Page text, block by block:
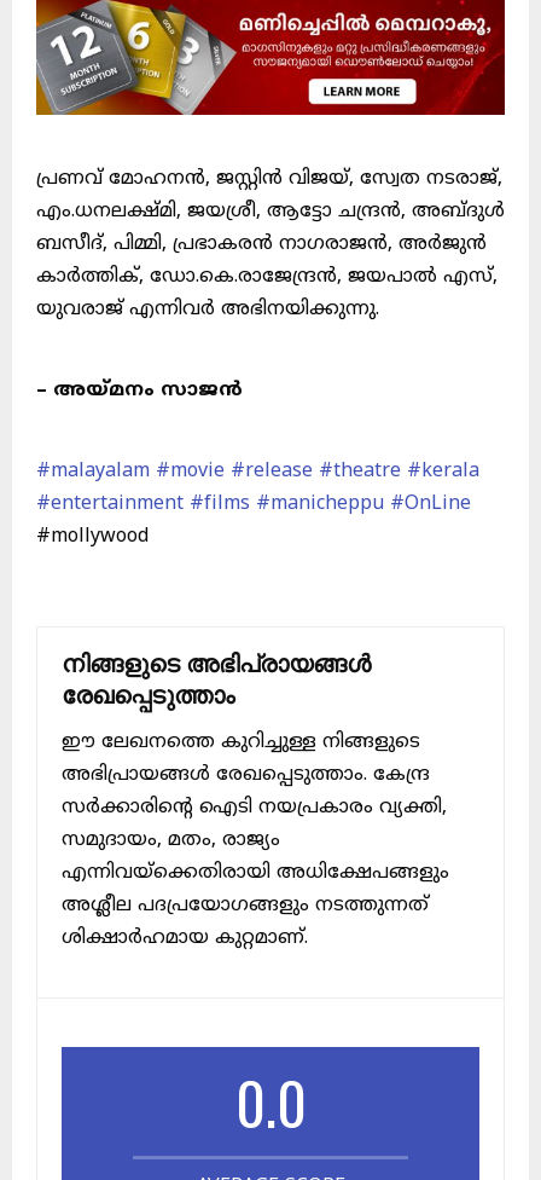
പ്രണവ് മോഹനൻ, ജസ്റ്റിൻ വിജയ്, സ്വേത നടരാജ്,
എം.ധനലക്ഷ്മി, ജയശ്രീ, ആട്ടോ ചന്ദ്രൻ, അബ്ദുൾ
ബസീദ്, പിമ്മി, പ്രഭാകരൻ നാഗരാജൻ, അർജുൻ
കാർത്തിക്, ഡോ.കെ.രാജേന്ദ്രൻ, ജയപാൽ എസ്,
യുവരാജ് എന്നിവർ അഭിനയിക്കുന്നു.
– അയ്മനം സാജൻ
#malayalam #movie #release #theatre #kerala
#entertainment #films #manicheppu #OnLine
#mollywood
നിങ്ങളുടെ അഭിപ്രായങ്ങൾ
രേഖപ്പെടുത്താം
ഈ ലേഖനത്തെ കുറിച്ചുള്ള നിങ്ങളുടെ
അഭിപ്രായങ്ങൾ രേഖപ്പെടുത്താം. കേന്ദ്ര
സർക്കാരിന്റെ ഐടി നയപ്രകാരം വ്യക്തി,
സമുദായം, മതം, രാജ്യം
എന്നിവയ്ക്കെതിരായി അധിക്ഷേപങ്ങളും
അശ്ലീല പദപ്രയോഗങ്ങളും നടത്തുന്നത്
ശിക്ഷാർഹമായ കുറ്റമാണ്.
0.0